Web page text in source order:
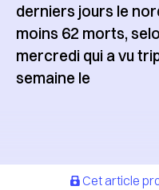
derniers jours le
moins 62 morts,
mercredi qui a vu
semaine le
Cet article